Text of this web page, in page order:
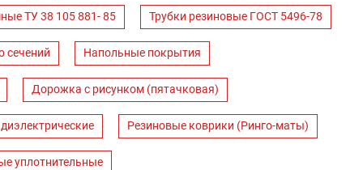
ТУ 38 105 881- 85 Трубки резиновые ГОСТ 5496-78
сечений Напольные покрытия
Дорожка с рисунком (пятачковая)
Резиновые коврики (Ринго-маты)
уплотнительные